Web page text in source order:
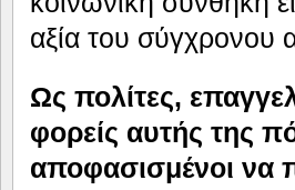
αξία του σύγχρονου
Ως πολίτες,
φορείς αυτής της
αποφασισμένοι να